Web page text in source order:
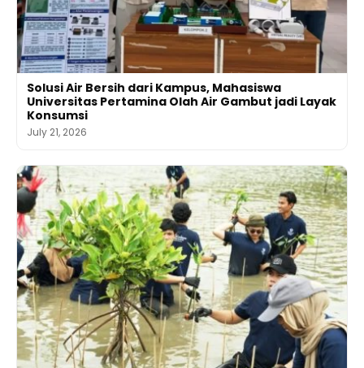
Solusi Air Bersih dari Kampus, Mahasiswa
Universitas Pertamina Olah Air Gambut jadi Layak
Konsumsi
July 21, 2026